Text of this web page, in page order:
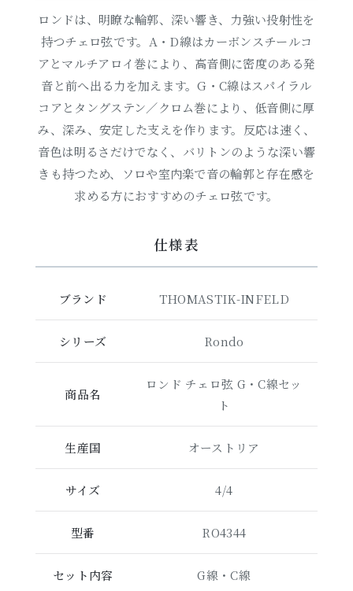
ロンドは、明瞭な輪郭、深い響き、力強い投射性を
持つチェロ弦です。A・D線はカーボンスチールコ
アとマルチアロイ巻により、高音側に密度のある発
音と前へ出る力を加えます。G・C線はスパイラル
コアとタングステン／クロム巻により、低音側に厚
み、深み、安定した支えを作ります。反応は速く、
音色は明るさだけでなく、バリトンのような深い響
きも持つため、ソロや室内楽で音の輪郭と存在感を
求める方におすすめのチェロ弦です。
仕様表
ブランド THOMASTIK-INFELD
シリーズ Rondo
商品名
ロンド チェロ弦 G・C線セッ
ト
生産国 オーストリア
サイズ 4/4
型番 RO4344
セット内容 G線・C線